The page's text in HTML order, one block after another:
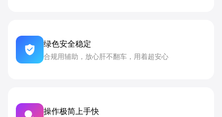
绿色安全稳定
合规用辅助，放心肝不翻车，用着超安心
操作极简上手快